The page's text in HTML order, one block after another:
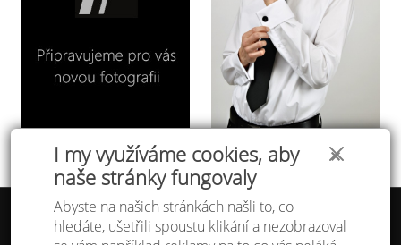
✕
I my využíváme cookies, aby
naše stránky fungovaly
Abyste na našich stránkách našli to, co
hledáte, ušetřili spoustu klikání a nezobrazoval
Tabulka velikostí